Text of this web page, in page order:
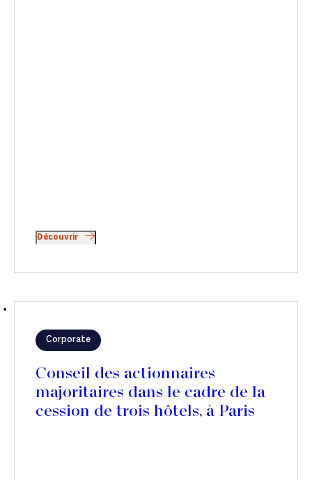
Découvrir
Corporate
Conseil des actionnaires
majoritaires dans le cadre de la
cession de trois hôtels, à Paris